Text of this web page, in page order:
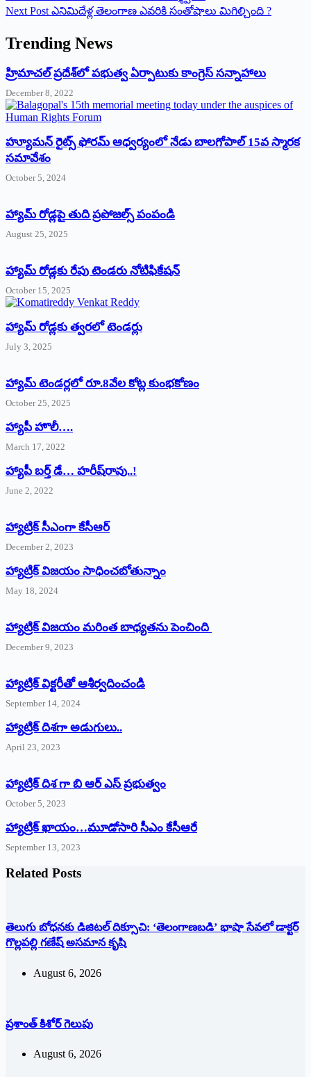
Next Post ఎనిమిదేళ్ల తెలంగాణ ఎవరికి సంతోషాలు మిగిల్చింది ?
Trending News
‌హ్రిమాచల్‌ ‌ప్రదేశ్‌లో పభుత్వ ఏర్పాటుకు కాంగ్రెస్‌ ‌సన్నాహాలు
December 8, 2022
హ్యూమన్‌ రైట్స్‌ ఫోరమ్‌ ఆధ్వర్యంలో నేడు బాలగోపాల్‌ 15వ స్మారక
సమావేశం
October 5, 2024
హ్యామ్‌ రోడ్లపై తుది ప్రపోజల్స్‌ పంపండి
August 25, 2025
హ్యామ్‌ రోడ్లకు రేపు టెండరు నోటిఫికేషన్‌
October 15, 2025
హ్యామ్‌ రోడ్లకు త్వరలో టెండర్లు
July 3, 2025
హ్యామ్‌ ‌టెండర్లలో రూ.8వేల కోట్ల కుంభకోణం
October 25, 2025
హ్యాపీ హొలీ….
March 17, 2022
హ్యాపీ బర్త్ ‌డే… హరీష్‌రావు..!
June 2, 2022
హ్యాట్రిక్‌ ‌సీఎంగా కేసీఆర్‌
December 2, 2023
హ్యాట్రిక్‌ విజయం సాధించబోతున్నాం
May 18, 2024
హ్యాట్రిక్ విజయం మరింత బాధ్యతను పెంచింది
December 9, 2023
హ్యాట్రిక్‌ ‌విక్టరీతో ఆశీర్వదించండి
September 14, 2024
‌హ్యాట్రిక్‌ ‌దిశగా అడుగులు..
April 23, 2023
హ్యాట్రిక్ దిశ గా బి ఆర్ ఎస్ ప్రభుత్వం
October 5, 2023
హ్యాట్రిక్‌ ‌ఖాయం…మూడోసారి సీఎం కేసీఆరే
September 13, 2023
Related Posts
తెలుగు బోధనకు డిజిటల్ దిక్సూచి: ‘తెలంగాణబడి’ భాషా సేవలో డాక్టర్
గొల్లపల్లి గణేష్ అసమాన కృషి
August 6, 2026
ప్రశాంత్‌ ‌కిశోర్‌ ‌గెలుపు
August 6, 2026